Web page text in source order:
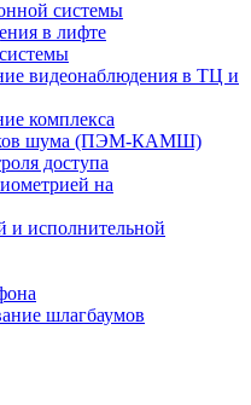
системы
в лифте
видеонаблюдения в ТЦ и
комплекса
шума (ПЭМ-КАМШ)
доступа
на
и исполнительной
шлагбаумов